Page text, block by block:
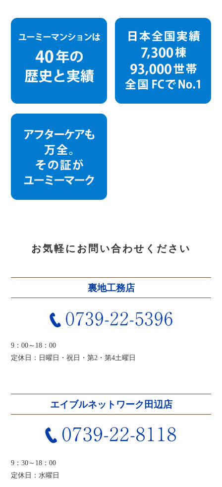
お気軽にお問い合わせください
裏地工務店
9：00～18：00
定休日：日曜日・祝日・第2・第4土曜日
エイブルネットワーク田辺店
9：30～18：00
定休日：水曜日